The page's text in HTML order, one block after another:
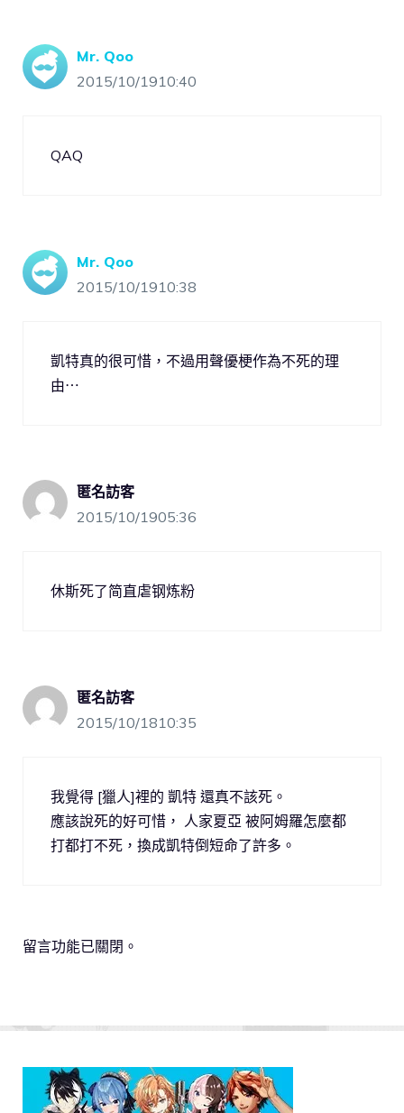
Mr. Qoo
2015/10/1910:40
QAQ
Mr. Qoo
2015/10/1910:38
凱特真的很可惜，不過用聲優梗作為不死的理
由⋯
匿名訪客
2015/10/1905:36
休斯死了简直虐钢炼粉
匿名訪客
2015/10/1810:35
我覺得 [獵人]裡的 凱特 還真不該死。
應該說死的好可惜， 人家夏亞 被阿姆羅怎麼都
打都打不死，換成凱特倒短命了許多。
留言功能已關閉。